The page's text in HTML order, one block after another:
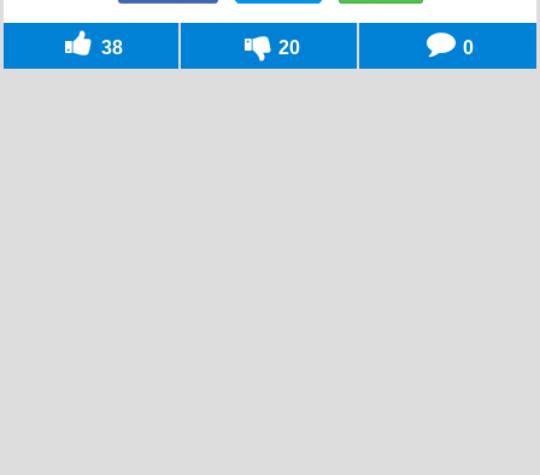
38 20 0